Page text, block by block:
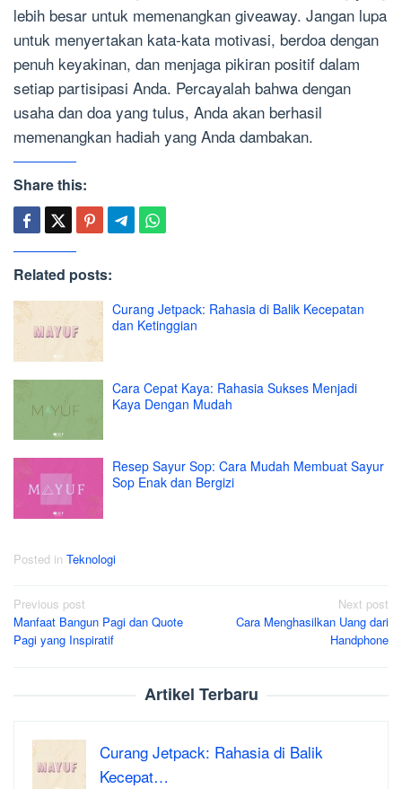
lebih besar untuk memenangkan giveaway. Jangan lupa
untuk menyertakan kata-kata motivasi, berdoa dengan
penuh keyakinan, dan menjaga pikiran positif dalam
setiap partisipasi Anda. Percayalah bahwa dengan
usaha dan doa yang tulus, Anda akan berhasil
memenangkan hadiah yang Anda dambakan.
Share this:
Related posts:
Curang Jetpack: Rahasia di Balik Kecepatan
dan Ketinggian
Cara Cepat Kaya: Rahasia Sukses Menjadi
Kaya Dengan Mudah
Resep Sayur Sop: Cara Mudah Membuat Sayur
Sop Enak dan Bergizi
Posted in Teknologi
Post
navigation
Previous post
Manfaat Bangun Pagi dan Quote
Pagi yang Inspiratif
Next post
Cara Menghasilkan Uang dari
Handphone
Artikel Terbaru
Curang Jetpack: Rahasia di Balik
Kecepat…